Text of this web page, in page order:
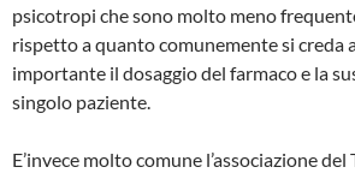
psicotropi che sono molto meno
rispetto a quanto comunemente si creda
importante il dosaggio del farmaco e la
singolo paziente.
E’invece molto comune l’associazione del